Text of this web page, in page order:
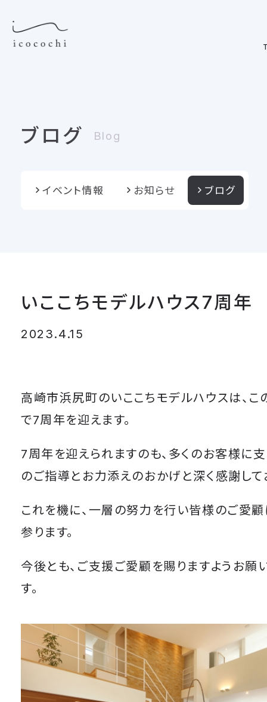
ブログ Blog
イベント情報 お知らせ ブログ
いここちモデルハウス7周年
2023.4.15
高崎市浜尻町のいここちモデルハウスは、こ
で7周年を迎えます。
7周年を迎えられますのも、多くのお客様に
のご指導とお力添えのおかげと深く感謝して
これを機に、一層の努力を行い皆様のご愛
参ります。
今後とも、ご支援ご愛顧を賜りますようお願
す。